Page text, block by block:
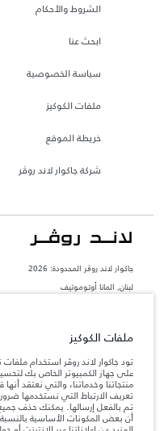
الشروط والأحكام
ابحث عنا
سياسة الخصوصية
ملفات الكوكيز
خريطة الموقع
شركة جاكوار لاند روڤر
جاكوار لاند روڨر المحدودة: 2026
لبنان, المانا أوتوموتيف
والحمولة.
المعلومات والمواصفات والأسعار
آخر، كما أنّها قد تتغير بدون إشعار
والتحقق من الأسعار.
ملاحظة مهمة حول الصور والمواصفات.
في مواصفات تصميم السيارات وتوفر
ملفات الكوكيز
تود جاكوار لاند روڤر استخدام
على جهاز الكمبيوتر الخاص بك
منتجاتنا وخدماتنا، والتي نعتقد
تعريف الارتباط التي نستخدمها
تم بالفعل إرسالها. يمكنك حذف
أن بعض المكونات الأساسية